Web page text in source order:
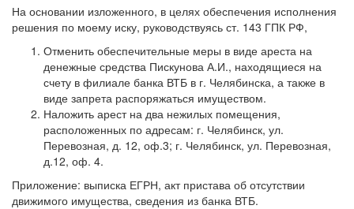
На основании изложенного, в целях обеспечения исполнения
решения по моему иску, руководствуясь ст. 143 ГПК РФ,
Отменить обеспечительные меры в виде ареста на
денежные средства Пискунова А.И., находящиеся на
счету в филиале банка ВТБ в г. Челябинска, а также в
виде запрета распоряжаться имуществом.
Наложить арест на два нежилых помещения,
расположенных по адресам: г. Челябинск, ул.
Перевозная, д. 12, оф.3; г. Челябинск, ул. Перевозная,
д.12, оф. 4.
Приложение: выписка ЕГРН, акт пристава об отсутствии
движимого имущества, сведения из банка ВТБ.